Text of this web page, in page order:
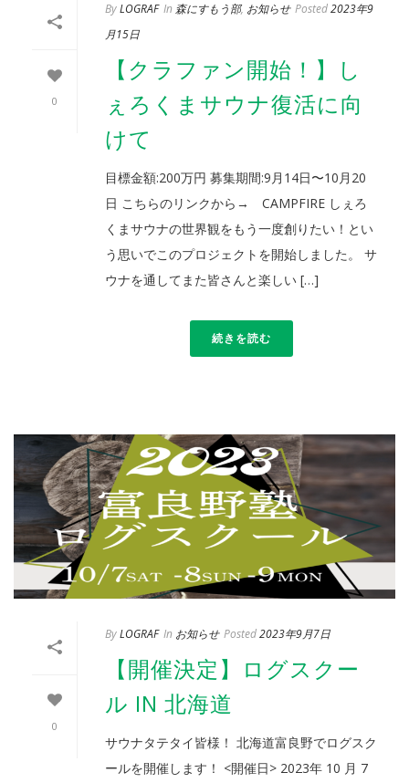
0
ByLOGRAF In 森にすもう部, お知らせ Posted2023年9
月15日
【クラファン開始！】し
ぇろくまサウナ復活に向
けて
目標金額:200万円 募集期間:9月14日〜10月20
日 こちらのリンクから→ CAMPFIRE しぇろ
くまサウナの世界観をもう一度創りたい！とい
う思いでこのプロジェクトを開始しました。 サ
ウナを通してまた皆さんと楽しい […]
続きを読む
0
ByLOGRAF In お知らせ Posted2023年9月7日
【開催決定】ログスクー
ル IN 北海道
サウナタテタイ皆様！ 北海道富良野でログスク
ールを開催します！ <開催日> 2023年 10 月 7